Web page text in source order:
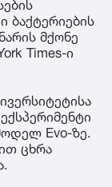
ბაქტერიების
მქონე
Times-ი
Evo-ზე.
ცხრა